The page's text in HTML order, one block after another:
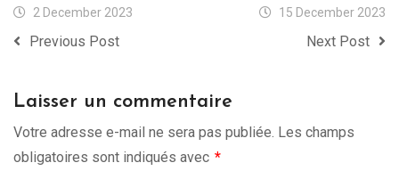
2 December 2023
Previous Post
15 December 2023
Next Post
Laisser un commentaire
Votre adresse e-mail ne sera pas publiée. Les champs
obligatoires sont indiqués avec *